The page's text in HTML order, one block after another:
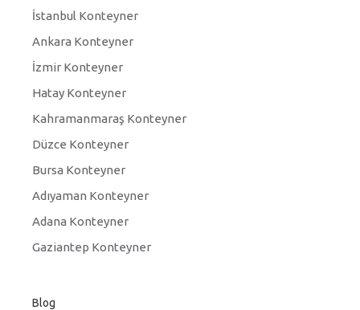
İstanbul Konteyner
Ankara Konteyner
İzmir Konteyner
Hatay Konteyner
Kahramanmaraş Konteyner
Düzce Konteyner
Bursa Konteyner
Adıyaman Konteyner
Adana Konteyner
Gaziantep Konteyner
Blog